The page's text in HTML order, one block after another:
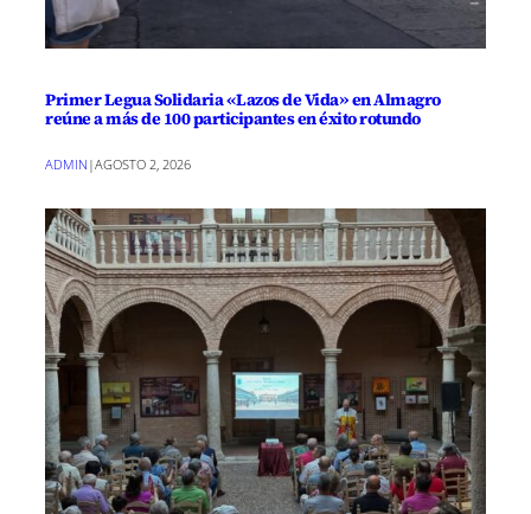
Primer Legua Solidaria «Lazos de Vida» en Almagro
reúne a más de 100 participantes en éxito rotundo
ADMIN |AGOSTO 2, 2026